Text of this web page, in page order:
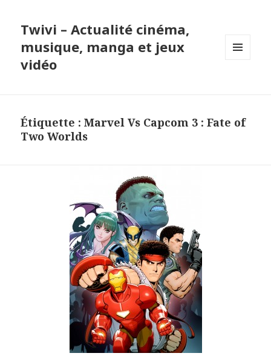
Twivi – Actualité cinéma,
musique, manga et jeux
vidéo
Étiquette :Marvel Vs Capcom 3 : Fate of
Two Worlds